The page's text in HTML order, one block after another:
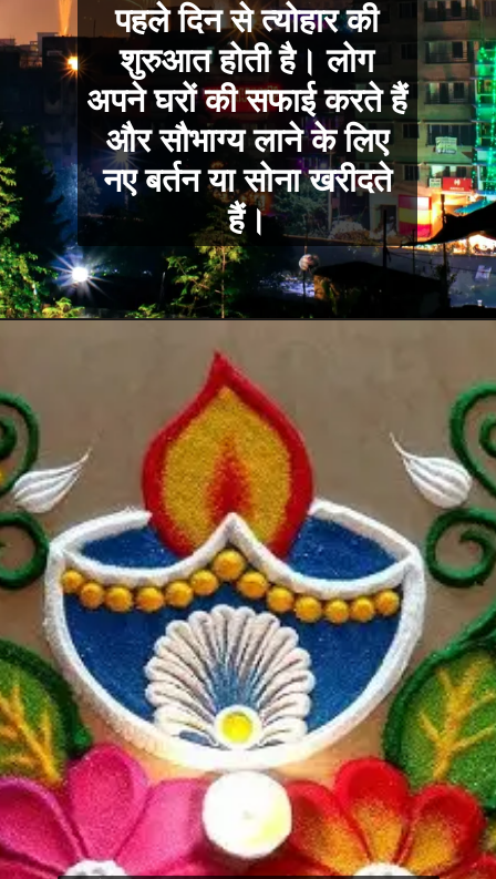
पहले दिन से त्योहार की
शुरुआत होती है। लोग
अपने घरों की सफाई करते हैं
और सौभाग्य लाने के लिए
नए बर्तन या सोना खरीदते
हैं।